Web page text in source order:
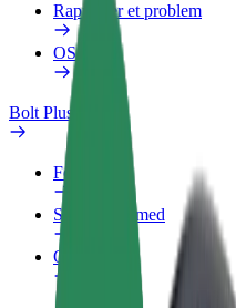
Rapporter et problem
OSS
Bolt Pluss
Fordeler
Slik blir du med
OSS